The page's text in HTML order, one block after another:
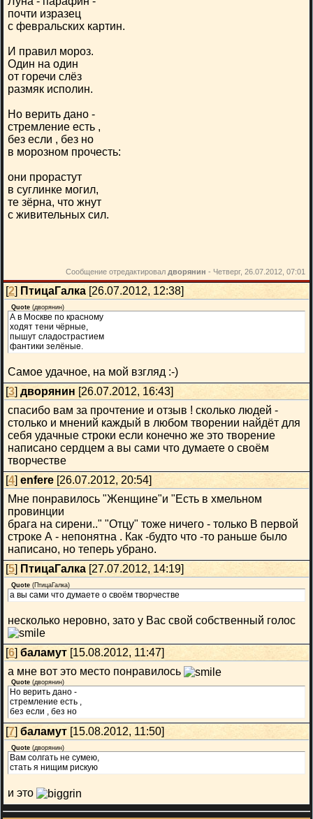
почти изразец
с февральских картин.
И правил мороз.
Один на один
от горечи слёз
размяк исполин.
Но верить дано -
стремление есть ,
без если , без но
в морозном прочесть:
они прорастут
в суглинке могил,
те зёрна, что жнут
с живительных сил.
Сообщение отредактировал дворянин - Четверг, 26.07.2012, 07:01
[2] ПтицаГалка [26.07.2012, 12:38]
Quote (дворянин)
А в Москве по красному
ходят тени чёрные,
пышут сладострастием
фантики зелёные.
Самое удачное, на мой взгляд :-)
[3] дворянин [26.07.2012, 16:43]
спасибо вам за прочтение и отзыв ! сколько людей -
столько и мнений каждый в любом творении найдёт для
себя удачные строки если конечно же это творение
написано сердцем а вы сами что думаете о своём
творчестве
[4] enfere [26.07.2012, 20:54]
Мне понравилось "Женщине"и "Есть в хмельном
провинции
брага на сирени.." "Отцу" тоже ничего - только В первой
строке А - непонятна . Как -будто что -то раньше было
написано, но теперь убрано.
[5] ПтицаГалка [27.07.2012, 14:19]
Quote (ПтицаГалка)
а вы сами что думаете о своём творчестве
несколько неровно, зато у Вас свой собственный голос
[6] баламут [15.08.2012, 11:47]
а мне вот это место понравилось
Quote (дворянин)
Но верить дано -
стремление есть ,
без если , без но
[7] баламут [15.08.2012, 11:50]
Quote (дворянин)
Вам солгать не сумею,
стать я нищим рискую
и это